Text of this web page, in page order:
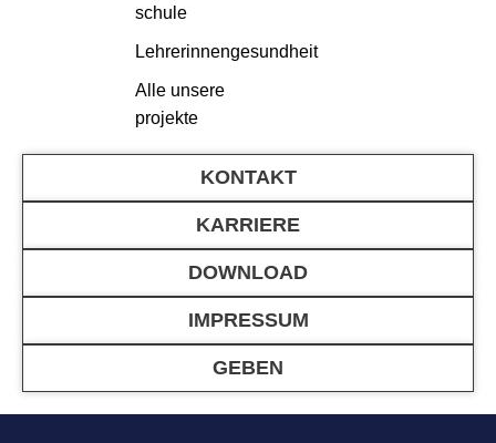
schule
Lehrerinnengesundheit
Alle unsere
projekte
KONTAKT
KARRIERE
DOWNLOAD
IMPRESSUM
GEBEN